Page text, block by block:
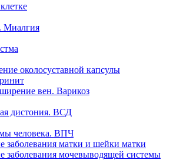
Миалгия
околосуставной капсулы
вен. Варикоз
дистония. ВСД
человека. ВПЧ
заболевания матки и шейки матки
заболевания мочевыводящей системы